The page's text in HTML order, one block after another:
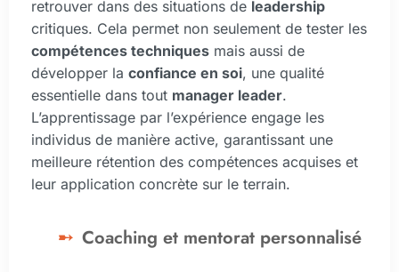
retrouver dans des situations de leadership
critiques. Cela permet non seulement de tester les
compétences techniques mais aussi de
développer la confiance en soi, une qualité
essentielle dans tout manager leader.
L’apprentissage par l’expérience engage les
individus de manière active, garantissant une
meilleure rétention des compétences acquises et
leur application concrète sur le terrain.
Coaching et mentorat personnalisé